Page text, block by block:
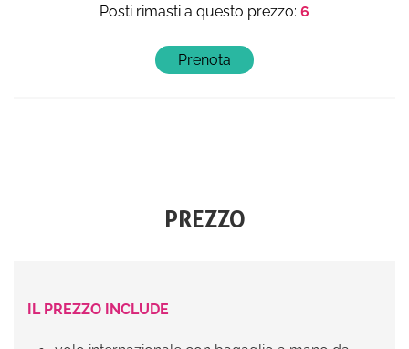
6
PREZZO
IL PREZZO INCLUDE